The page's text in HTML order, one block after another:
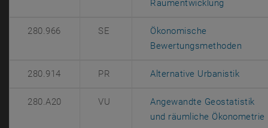
Raumentwicklung
280.966 SE
Ökonomische
Bewertungsmethoden
280.914 PR Alternative Urbanistik,
280.A20 VU
Angewandte Geostatistik
und räumliche Ökonometrie